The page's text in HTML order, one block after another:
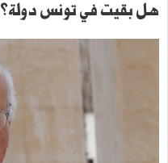
هل بقيت في تونس دولة؟